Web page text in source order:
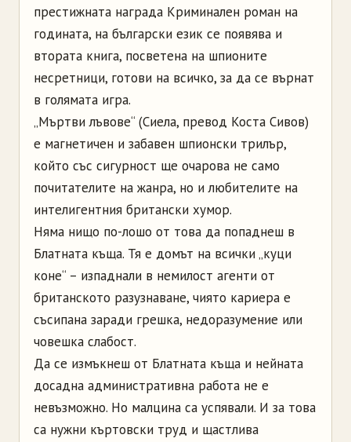
престижната награда Криминален роман на
годината, на български език се появява и
втората книга, посветена на шпионите
несретници, готови на всичко, за да се върнат
в голямата игра.
„Мъртви лъвове“ (Сиела, превод Коста Сивов)
е магнетичен и забавен шпионски трилър,
който със сигурност ще очарова не само
почитателите на жанра, но и любителите на
интелигентния британски хумор.
Няма нищо по-лошо от това да попаднеш в
Блатната къща. Тя е домът на всички „куци
коне“ – изпаднали в немилост агенти от
британското разузнаване, чиято кариера е
съсипана заради грешка, недоразумение или
човешка слабост.
Да се измъкнеш от Блатната къща и нейната
досадна административна работа не е
невъзможно. Но малцина са успявали. И за това
са нужни къртовски труд и щастлива